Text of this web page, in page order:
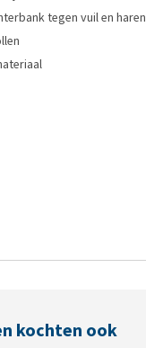
tegen vuil en haren
kochten ook